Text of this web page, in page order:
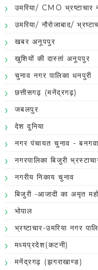
उमरिया/ CMO भ्रष्टाचार
उमरिया/ नौरोजाबाद/
खबर अनूपपुर
खुशियों की दास्तां अनूपपुर
चुनाव नगर पालिका धनपुरी
छत्तीसगढ़ (मनेंद्रगढ़)
जबलपुर
देश दुनिया
नगर पंचायत चुनाव - बनगवा
नगरपालिका बिजुरी
नगरीय निकाय चुनाव
बिजुरी -आजादी का अमृत
भोपाल
भ्रष्टाचार-उमरिया नगर
मध्यप्रदेश(कटनी)
मनेंद्रगढ़ (झगराखाण्ड)